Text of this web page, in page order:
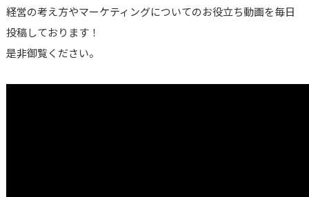
経営の考え方やマーケティングについてのお役立ち動画を毎日
投稿しております！
是非御覧ください。